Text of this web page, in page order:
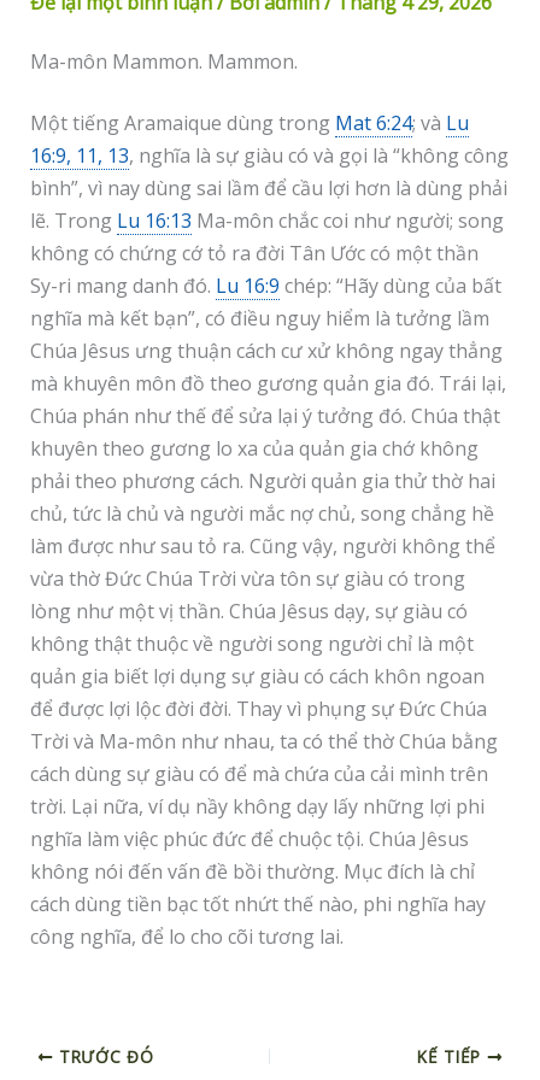
Ma-môn Mammon. Mammon.
Một tiếng Aramaique dùng trong Mat 6:24; và Lu
16:9, 11, 13, nghĩa là sự giàu có và gọi là “không công
bình”, vì nay dùng sai lầm để cầu lợi hơn là dùng phải
lẽ. Trong Lu 16:13 Ma-môn chắc coi như người; song
không có chứng cớ tỏ ra đời Tân Ước có một thần
Sy-ri mang danh đó. Lu 16:9 chép: “Hãy dùng của bất
nghĩa mà kết bạn”, có điều nguy hiểm là tưởng lầm
Chúa Jêsus ưng thuận cách cư xử không ngay thẳng
mà khuyên môn đồ theo gương quản gia đó. Trái lại,
Chúa phán như thế để sửa lại ý tưởng đó. Chúa thật
khuyên theo gương lo xa của quản gia chớ không
phải theo phương cách. Người quản gia thử thờ hai
chủ, tức là chủ và người mắc nợ chủ, song chẳng hề
làm được như sau tỏ ra. Cũng vậy, người không thể
vừa thờ Đức Chúa Trời vừa tôn sự giàu có trong
lòng như một vị thần. Chúa Jêsus dạy, sự giàu có
không thật thuộc về người song người chỉ là một
quản gia biết lợi dụng sự giàu có cách khôn ngoan
để được lợi lộc đời đời. Thay vì phụng sự Đức Chúa
Trời và Ma-môn như nhau, ta có thể thờ Chúa bằng
cách dùng sự giàu có để mà chứa của cải mình trên
trời. Lại nữa, ví dụ nầy không dạy lấy những lợi phi
nghĩa làm việc phúc đức để chuộc tội. Chúa Jêsus
không nói đến vấn đề bồi thường. Mục đích là chỉ
cách dùng tiền bạc tốt nhứt thế nào, phi nghĩa hay
công nghĩa, để lo cho cõi tương lai.
TRƯỚC ĐÓ KẾ TIẾP